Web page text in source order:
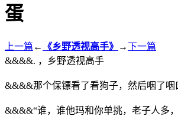
蛋
上一篇 ← 《乡野透视高手》 →下一篇
&&&&. ，乡野透视高手
&&&&那个保镖看了看狗子，然后咽了咽
&&&&“谁，谁他玛和你单挑，老子人多